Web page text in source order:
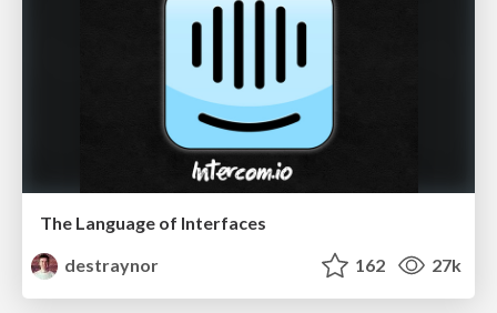
The Language of Interfaces
destraynor
162 27k